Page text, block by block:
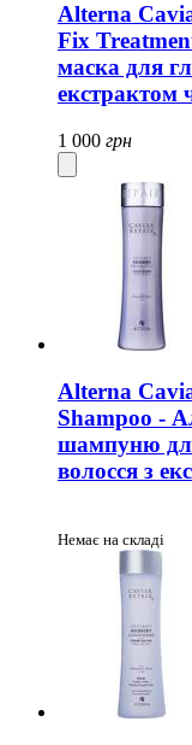
Alterna
Fix
маска для
екстрактом
1 000 грн
Alterna
Shampoo -
шампуню
волосся з
Немає на складі